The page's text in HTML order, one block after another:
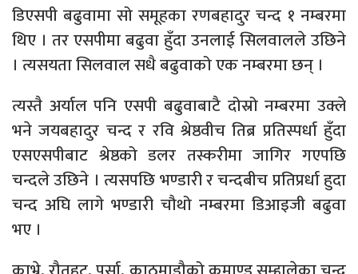
डिएसपी बढुवामा सो समूहका रणबहादुर चन्द १ नम्बरमा
थिए । तर एसपीमा बढुवा हुँदा उनलाई सिलवालले उछिने
। त्यसयता सिलवाल सधै बढुवाको एक नम्बरमा छन् ।
त्यस्तै अर्याल पनि एसपी बढुवाबाटै दोस्रो नम्बरमा उक्ले
भने जयबहादुर चन्द र रवि श्रेष्ठवीच तिब्र प्रतिस्पर्धा हुँदा
एसएसपीबाट श्रेष्ठको डलर तस्करीमा जागिर गएपछि
चन्दले उछिने । त्यसपछि भण्डारी र चन्दबीच प्रतिप्रर्धा हुदा
चन्द अघि लागे भण्डारी चौथो नम्बरमा डिआइजी बढुवा
भए ।